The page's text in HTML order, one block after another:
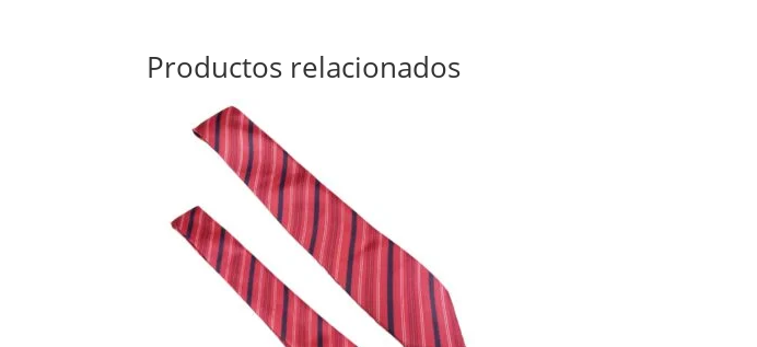
Productos relacionados